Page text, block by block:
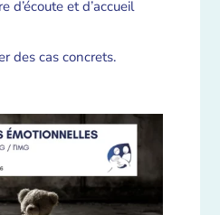
d’écoute et d’accueil
des cas concrets.